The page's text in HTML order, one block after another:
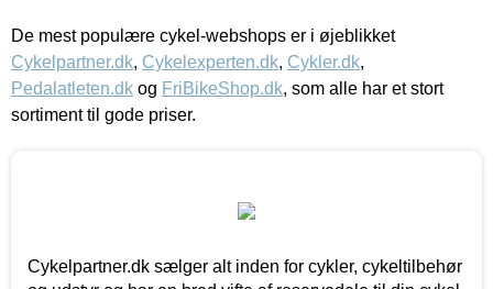
De mest populære cykel-webshops er i øjeblikket
Cykelpartner.dk, Cykelexperten.dk, Cykler.dk,
Pedalatleten.dk og FriBikeShop.dk, som alle har et stort
sortiment til gode priser.
Cykelpartner.dk sælger alt inden for cykler, cykeltilbehør